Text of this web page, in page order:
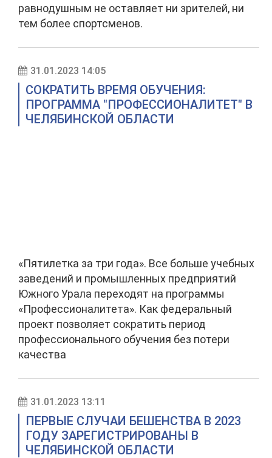
равнодушным не оставляет ни зрителей, ни
тем более спортсменов.
31.01.2023 14:05
СОКРАТИТЬ ВРЕМЯ ОБУЧЕНИЯ:
ПРОГРАММА "ПРОФЕССИОНАЛИТЕТ" В
ЧЕЛЯБИНСКОЙ ОБЛАСТИ
«Пятилетка за три года». Все больше учебных
заведений и промышленных предприятий
Южного Урала переходят на программы
«Профессионалитета». Как федеральный
проект позволяет сократить период
профессионального обучения без потери
качества
31.01.2023 13:11
ПЕРВЫЕ СЛУЧАИ БЕШЕНСТВА В 2023
ГОДУ ЗАРЕГИСТРИРОВАНЫ В
ЧЕЛЯБИНСКОЙ ОБЛАСТИ